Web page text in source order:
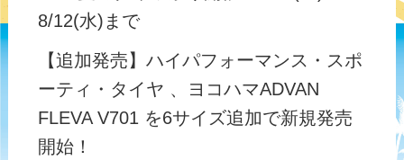
8/12(水)まで
【追加発売】ハイパフォーマンス・スポ
ーティ・タイヤ 、ヨコハマADVAN
FLEVA V701 を6サイズ追加で新規発売
開始！